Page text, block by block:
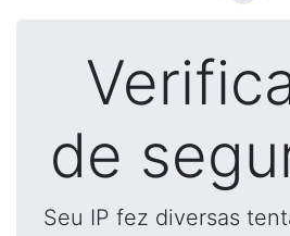
de
Seu IP fez diversas